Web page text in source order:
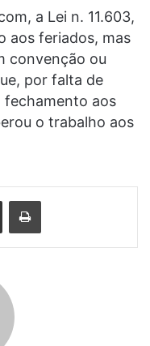
a Lei n. 11.603,
aos feriados, mas
convenção ou
por falta de
aos
o trabalho aos
Compartilhar via e-mail Imprimir